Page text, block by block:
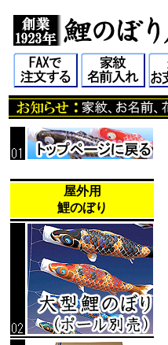
屋外用
鯉のぼり